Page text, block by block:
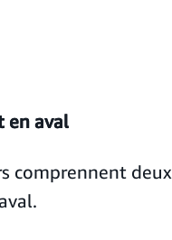
en aval
comprennent deux